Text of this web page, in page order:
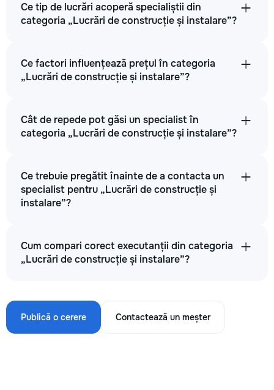
Ce tip de lucrări acoperă specialiștii din
categoria „Lucrări de construcție și instalare”?
Ce factori influențează prețul în categoria
„Lucrări de construcție și instalare”?
Cât de repede pot găsi un specialist în
categoria „Lucrări de construcție și instalare”?
Ce trebuie pregătit înainte de a contacta un
specialist pentru „Lucrări de construcție și
instalare”?
Cum compari corect executanții din categoria
„Lucrări de construcție și instalare”?
Publică o cerere Contactează un meșter